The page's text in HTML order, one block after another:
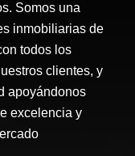
Somos una
inmobiliarias de
todos los
clientes, y
apoyándonos
excelencia y